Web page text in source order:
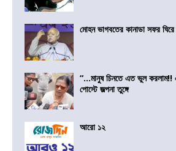
মোহন ভাগবতের কানাডা সফর
“…মানুষ চিনতে এত ভুল করলাম!!
পোস্টে জল্পনা তুঙ্গে
আরো ১২